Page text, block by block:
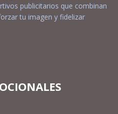
publicitarios que combinan
tu imagen y fidelizar